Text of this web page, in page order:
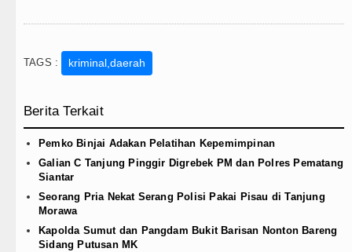
TAGS : kriminal,daerah
Berita Terkait
Pemko Binjai Adakan Pelatihan Kepemimpinan
Galian C Tanjung Pinggir Digrebek PM dan Polres Pematang
Siantar
Seorang Pria Nekat Serang Polisi Pakai Pisau di Tanjung
Morawa
Kapolda Sumut dan Pangdam Bukit Barisan Nonton Bareng
Sidang Putusan MK